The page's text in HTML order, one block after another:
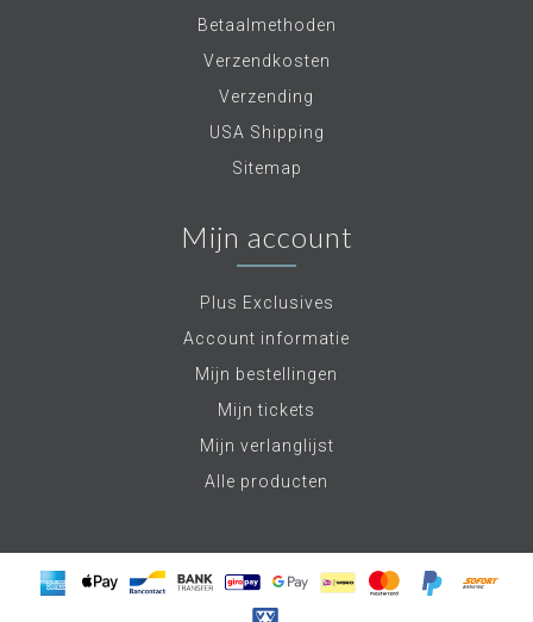
Betaalmethoden
Verzendkosten
Verzending
USA Shipping
Sitemap
Mijn account
Plus Exclusives
Account informatie
Mijn bestellingen
Mijn tickets
Mijn verlanglijst
Alle producten